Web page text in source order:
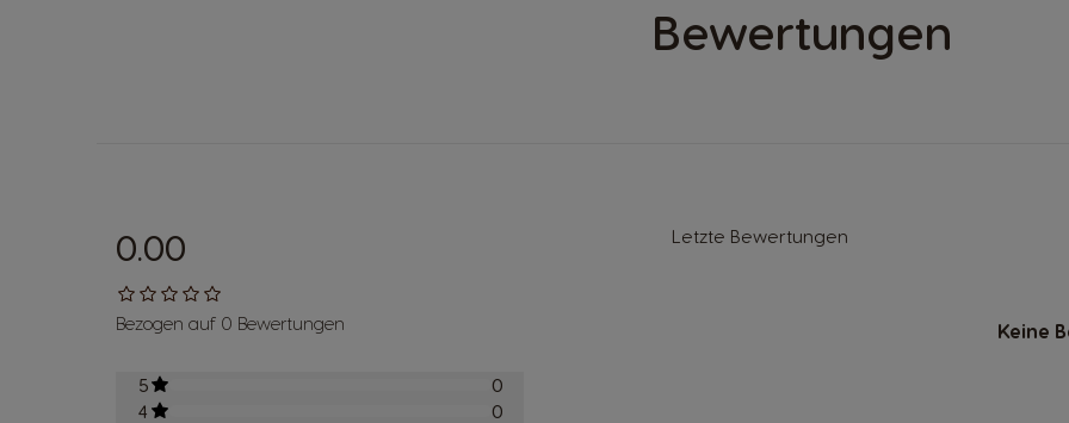
Bewertungen
0.00
Bezogen auf 0 Bewertungen
5
0
4
0
Letzte Bewertungen
Keine